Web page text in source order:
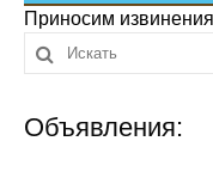
Сотрудники
Отчетность
Приносим
Объявления: